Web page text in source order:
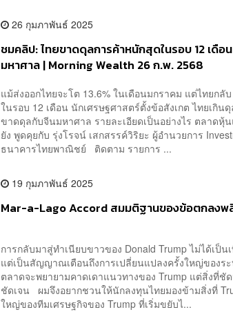
26 กุมภาพันธ์ 2025
ชมคลิป: ไทยขาดดุลการค้าหนักสุดในรอบ 12 เดือ
มหาศาล | Morning Wealth 26 ก.พ. 2568
แม้ส่งออกไทยจะโต 13.6% ในเดือนมกราคม แต่ไทยกลั
ในรอบ 12 เดือน นักเศรษฐศาสตร์ตั้งข้อสังเกต ไทยเกิน
ขาดดุลกับจีนมหาศาล รายละเอียดเป็นอย่างไร ตลาดหุ้
ยัง พูดคุยกับ รุ่งโรจน์ เสกสรรค์วิริยะ ผู้อำนวยการ
ธนาคารไทยพาณิชย์ ติดตาม รายการ ...
19 กุมภาพันธ์ 2025
Mar-a-Lago Accord สมมติฐานของข้อตกลงพ
การกลับมาสู่ทำเนียบขาวของ Donald Trump ไม่ได้เป็น
แต่เป็นสัญญาณเตือนถึงการเปลี่ยนแปลงครั้งใหญ่ของร
ตลาดจะพยายามคาดเดาแนวทางของ Trump แต่สิ่งที่ชั
ชัดเจน ผมจึงอยากชวนให้นักลงทุนไทยมองข้ามสิ่งที่
ใหญ่ของทีมเศรษฐกิจของ Trump ที่เริ่มขยับไ...